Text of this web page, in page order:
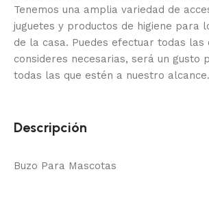
Tenemos una amplia variedad de
juguetes y productos de higiene para
de la casa. Puedes efectuar todas las
consideres necesarias, será un gusto
todas las que estén a nuestro alcance.
Descripción
Buzo Para Mascotas